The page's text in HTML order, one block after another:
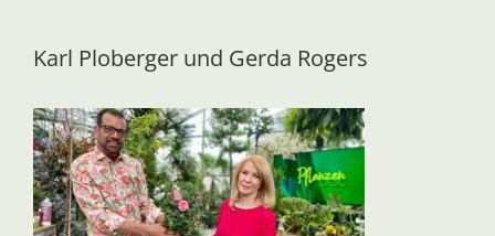
Karl Ploberger und Gerda Rogers